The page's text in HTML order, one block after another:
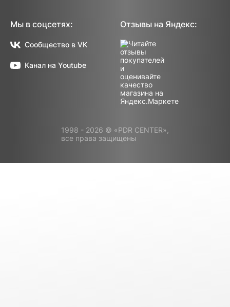
Мы в соцсетях:
Сообщество в VK
Канал на Youtube
Отзывы на Яндекс:
1998 - 2026 © «PDR CENTER»,
все права защищены